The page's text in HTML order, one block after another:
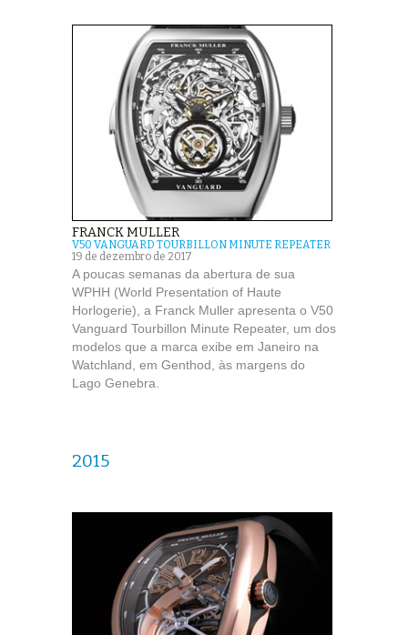
FRANCK MULLER
V50 VANGUARD TOURBILLON MINUTE REPEATER
19 de dezembro de 2017
A poucas semanas da abertura de sua
WPHH (World Presentation of Haute
Horlogerie), a Franck Muller apresenta o V50
Vanguard Tourbillon Minute Repeater, um dos
modelos que a marca exibe em Janeiro na
Watchland, em Genthod, às margens do
Lago Genebra.
2015